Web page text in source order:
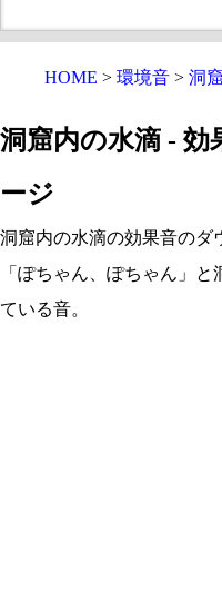
HOME 環境音 洞
洞窟内の水滴 - 効
ージ
洞窟内の水滴の効果音のダ
「ぽちゃん、ぽちゃん」
ている音。